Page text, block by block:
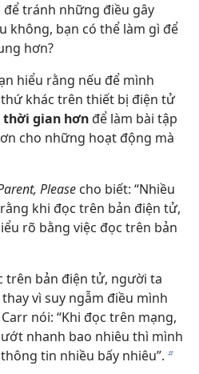
tránh những điều gây
không, bạn có thể làm gì để
hơn?
hiểu rằng nếu để mình
khác trên thiết bị điện tử
gian hơnđể làm bài tập
cho những hoạt động mà
Please cho biết: “Nhiều
khi đọc trên bản điện tử,
rõ bằng việc đọc trên bản
trên bản điện tử, người ta
vì suy ngẫm điều mình
nói: “Khi đọc trên mạng,
nhanh bao nhiêu thì mình
tin nhiều bấy nhiêu”. b